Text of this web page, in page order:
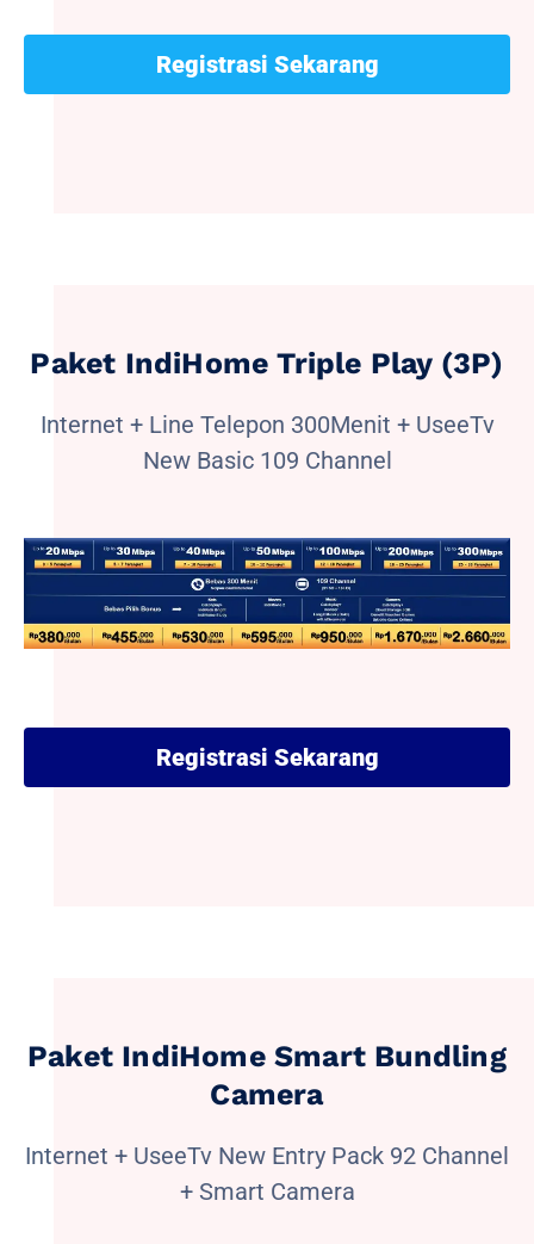
Registrasi Sekarang
Paket IndiHome Triple Play (3P)
Internet + Line Telepon 300Menit + UseeTv
New Basic 109 Channel
Registrasi Sekarang
Paket IndiHome Smart Bundling
Camera
Internet + UseeTv New Entry Pack 92 Channel
+ Smart Camera